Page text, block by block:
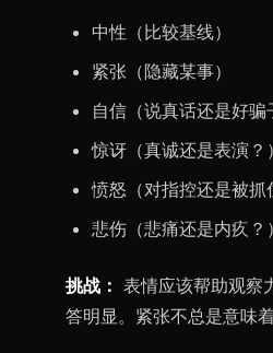
中性（比较基线）
紧张（隐藏某事）
自信（说真话还是好骗
惊讶（真诚还是表演？）
愤怒（对指控还是被抓
悲伤（悲痛还是内疚？）
挑战： 表情应该帮助观察
答明显。紧张不总是意味着